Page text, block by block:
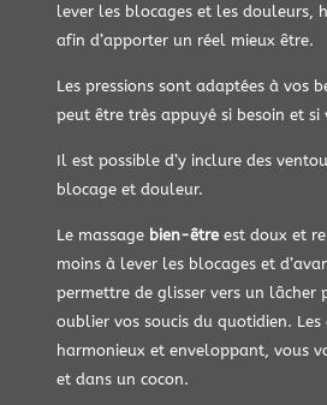
lever les blocages et les douleurs,
afin d’apporter un réel mieux être.
Les pressions sont adaptées à vos
peut être très appuyé si besoin et si
Il est possible d’y inclure des
blocage et douleur.
Le massage bien-êtreest doux et
moins à lever les blocages et
permettre de glisser vers un lâcher
oublier vos soucis du quotidien. Les
harmonieux et enveloppant, vous
et dans un cocon.